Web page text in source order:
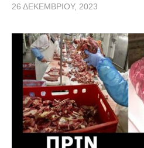
26 ΔΕΚΕΜΒΡΊΟΥ, 2023